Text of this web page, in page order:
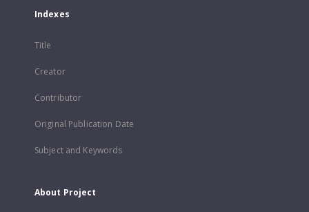
Indexes
Title
Creator
Contributor
Original Publication Date
Subject and Keywords
About Project